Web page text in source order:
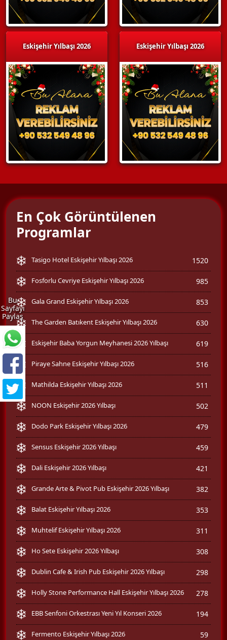
Eskişehir Yılbaşı 2026 Eskişehir Yılbaşı 2026
Bu
Sayfayı
Paylaş
En Çok Görüntülenen
Programlar
Tasigo Hotel Eskişehir Yılbaşı 2026 1520
Fosforlu Cevriye Eskişehir Yılbaşı 2026 985
Gala Grand Eskişehir Yılbaşı 2026 853
The Garden Batıkent Eskişehir Yılbaşı 2026 630
Eskişehir Baba Yorgun Meyhanesi 2026 Yılbaşı 619
Piraye Sahne Eskişehir Yılbaşı 2026 516
Mathilda Eskişehir Yılbaşı 2026 511
NOON Eskişehir 2026 Yılbaşı 502
Dodo Park Eskişehir Yılbaşı 2026 479
Sensus Eskişehir 2026 Yılbaşı 459
Dali Eskişehir 2026 Yılbaşı 421
Grande Arte & Pivot Pub Eskişehir 2026 Yılbaşı 382
Balat Eskişehir Yılbaşı 2026 353
Muhtelif Eskişehir Yılbaşı 2026 311
Ho Sete Eskişehir 2026 Yılbaşı 308
Dublin Cafe & Irish Pub Eskişehir 2026 Yılbaşı 298
Holly Stone Performance Hall Eskişehir Yılbaşı 2026 278
EBB Senfoni Orkestrası Yeni Yıl Konseri 2026 194
Fermento Eskişehir Yılbaşı 2026 59